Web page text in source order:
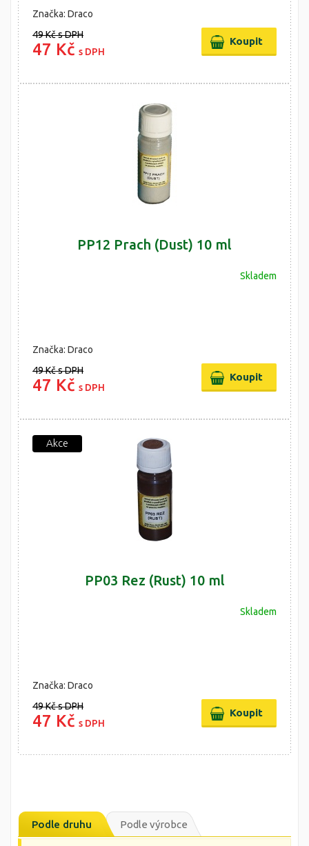
Značka: Draco
49 Kčs DPH
47 Kč s DPH
PP12 Prach (Dust) 10 ml
Skladem
Značka: Draco
49 Kčs DPH
47 Kč s DPH
Akce
PP03 Rez (Rust) 10 ml
Skladem
Značka: Draco
49 Kčs DPH
47 Kč s DPH
Podle druhu Podle výrobce